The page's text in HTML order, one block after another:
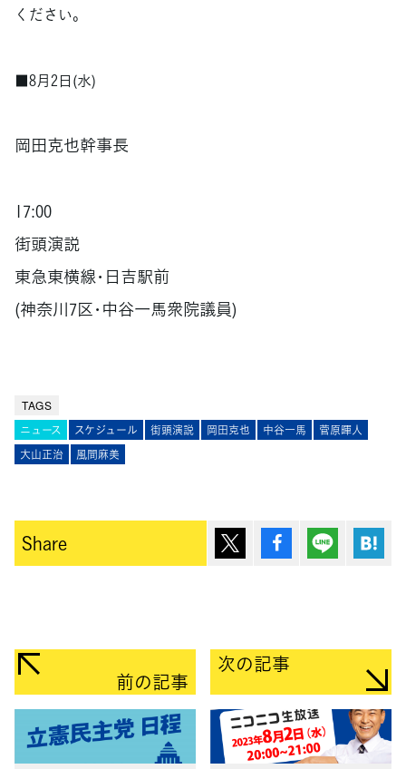
ください。
■8月2日(水)
岡田克也幹事長
17:00
街頭演説
東急東横線･日吉駅前
(神奈川7区･中谷一馬衆院議員)
TAGS
ニュース スケジュール 街頭演説 岡田克也 中谷一馬
菅原暉人
大山正治
風間麻美
Share ポスト シェア Lineで送
前の記事
次の記事